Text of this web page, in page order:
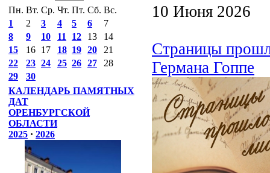
Пн. Вт. Ср. Чт. Пт. Сб. Вс.
1
2 3 4 5 6
7
8
9 10 11 12 13
14
15
16 17 18 19 20
21
22
23 24 25 26 27
28
29
30
КАЛЕНДАРЬ ПАМЯТНЫХ
ДАТ
ОРЕНБУРГСКОЙ
ОБЛАСТИ
2025 · 2026
10 Июня 2026
Страницы
Германа Гоппе